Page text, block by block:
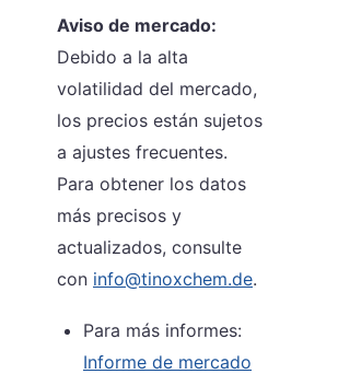
Aviso de mercado:
Debido a la alta
volatilidad del mercado,
los precios están sujetos
a ajustes frecuentes.
Para obtener los datos
más precisos y
actualizados, consulte
con info@tinoxchem.de.
Para más informes:
Informe de mercado